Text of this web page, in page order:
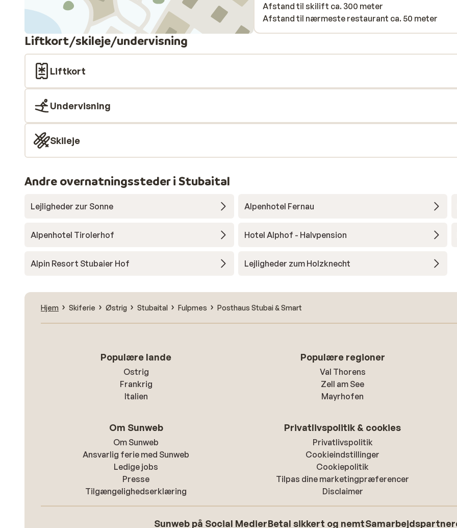
Afstand til skilift ca. 300 meter
Afstand til nærmeste restaurant ca. 50 meter
Liftkort/skileje/undervisning
Liftkort
Undervisning
Skileje
Andre overnatningssteder i Stubaital
Lejligheder zur Sonne Alpenhotel Fernau
Alpenhotel Tirolerhof Hotel Alphof - Halvpension
Alpin Resort Stubaier Hof Lejligheder zum Holzknecht
Hjem Skiferie Østrig Stubaital Fulpmes Posthaus Stubai & Smart
Populære lande
Ostrig
Frankrig
Italien
Populære regioner
Val Thorens
Zell am See
Mayrhofen
Om Sunweb
Om Sunweb
Ansvarlig ferie med Sunweb
Ledige jobs
Presse
Tilgængelighedserklæring
Privatlivspolitik & cookies
Privatlivspolitik
Cookieindstillinger
Cookiepolitik
Tilpas dine marketingpræferencer
Disclaimer
Sunweb på Social MedierBetal sikkert og nemt